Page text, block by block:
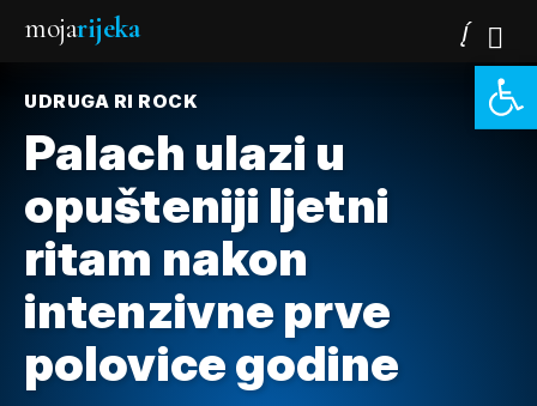
mojarijeka
UDRUGA RI ROCK
Palach ulazi u
opušteniji ljetni
ritam nakon
intenzivne prve
polovice godine